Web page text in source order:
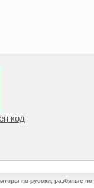
код
по-русски, разбитые